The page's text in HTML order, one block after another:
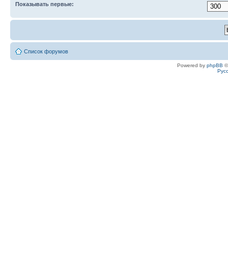
Показывать первые:
Список форумов
Powered by phpBB